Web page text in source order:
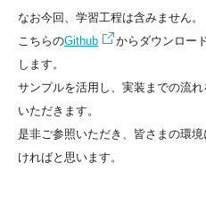
なお今回、学習工程は含みません。
こちらのGithub
からダウンロー
します。
サンプルを活用し、実装までの流
いただきます。
是非ご参照いただき、皆さまの環
ければと思います。